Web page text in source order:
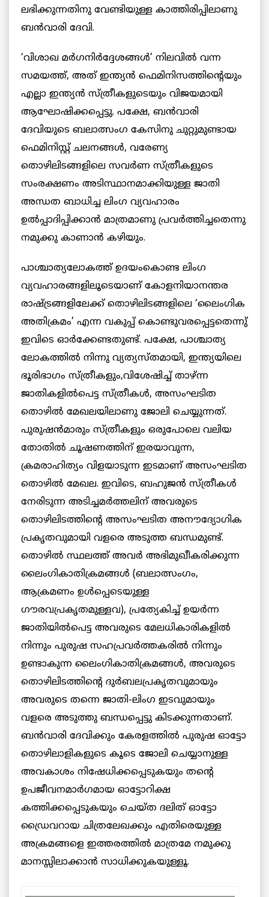
ലഭിക്കുന്നതിനു വേണ്ടിയുള്ള കാത്തിരിപ്പിലാണു
ബന്‍വാരി ദേവി.
‘വിശാഖ മര്‍ഗനിര്‍ദ്ദേശങ്ങള്‍’ നിലവില്‍ വന്ന
സമയത്ത്, അത് ഇന്ത്യന്‍ ഫെമിനിസത്തിന്റെയും
എല്ലാ ഇന്ത്യന്‍ സ്ത്രീകളുടെയും വിജയമായി
ആഘോഷിക്കപ്പെട്ടു. പക്ഷേ, ബന്‍വാരി
ദേവിയുടെ ബലാത്സംഗ കേസിനു ചുറ്റുമുണ്ടായ
ഫെമിനിസ്റ്റ് ചലനങ്ങള്‍, വരേണ്യ
തൊഴിലിടങ്ങളിലെ സവര്‍ണ സ്ത്രീകളുടെ
സംരക്ഷണം അടിസ്ഥാനമാക്കിയുള്ള ജാതി
അന്ധത ബാധിച്ച ലിംഗ വ്യവഹാരം
ഉല്‍പ്പാദിപ്പിക്കാന്‍ മാത്രമാണു പ്രവര്‍ത്തിച്ചതെന്നു
നമുക്കു കാണാന്‍ കഴിയും.
പാശ്ചാത്യലോകത്ത് ഉദയംകൊണ്ട ലിംഗ
വ്യവഹാരങ്ങളിലൂടെയാണ് കോളനിയാനന്തര
രാഷ്ട്രങ്ങളിലേക്ക് തൊഴിലിടങ്ങളിലെ ‘ലൈംഗിക
അതിക്രമം’ എന്ന വകുപ്പ് കൊണ്ടുവരപ്പെട്ടതെന്നു്
ഇവിടെ ഓര്‍ക്കേണ്ടതുണ്ട്. പക്ഷേ, പാശ്ചാത്യ
ലോകത്തില്‍ നിന്നു വ്യത്യസ്തമായി, ഇന്ത്യയിലെ
ഭൂരിഭാഗം സ്ത്രീകളും,വിശേഷിച്ച് താഴ്ന്ന
ജാതികളില്‍പെട്ട സ്ത്രീകള്‍, അസംഘടിത
തൊഴില്‍ മേഖലയിലാണു ജോലി ചെയ്യുന്നത്.
പുരുഷന്‍മാരും സ്ത്രീകളും ഒരുപോലെ വലിയ
തോതില്‍ ചൂഷണത്തിന് ഇരയാവുന്ന,
ക്രമരാഹിത്യം വിളയാടുന്ന ഇടമാണ് അസംഘടിത
തൊഴില്‍ മേഖല. ഇവിടെ, ബഹുജന്‍ സ്ത്രീകള്‍
നേരിടുന്ന അടിച്ചമര്‍ത്തലിന് അവരുടെ
തൊഴിലിടത്തിന്റെ അസംഘടിത അനൗദ്യോഗിക
പ്രകൃതവുമായി വളരെ അടുത്ത ബന്ധമുണ്ട്.
തൊഴില്‍ സ്ഥലത്ത് അവര്‍ അഭിമുഖീകരിക്കുന്ന
ലൈംഗികാതിക്രമങ്ങള്‍ (ബലാത്സംഗം,
ആക്രമണം ഉള്‍പ്പെടെയുള്ള
ഗൗരവപ്രകൃതമുള്ളവ), പ്രത്യേകിച്ച് ഉയര്‍ന്ന
ജാതിയില്‍പെട്ട അവരുടെ മേലധികാരികളില്‍
നിന്നും പുരുഷ സഹപ്രവര്‍ത്തകരില്‍ നിന്നും
ഉണ്ടാകുന്ന ലൈംഗികാതിക്രമങ്ങള്‍, അവരുടെ
തൊഴിലിടത്തിന്റെ ദുര്‍ബലപ്രകൃതവുമായും
അവരുടെ തന്നെ ജാതി-ലിംഗ ഇടവുമായും
വളരെ അടുത്തു ബന്ധപ്പെട്ടു കിടക്കുന്നതാണ്.
ബന്‍വാരി ദേവിക്കും കേരളത്തില്‍ പുരുഷ ഓട്ടോ
തൊഴിലാളികളുടെ കൂടെ ജോലി ചെയ്യാനുള്ള
അവകാശം നിഷേധിക്കപ്പെടുകയും തന്റെ
ഉപജീവനമാര്‍ഗമായ ഓട്ടോറിക്ഷ
കത്തിക്കപ്പെടുകയും ചെയ്ത ദലിത് ഓട്ടോ
ഡ്രൈവറായ ചിത്രലേഖക്കും എതിരെയുള്ള
അക്രമങ്ങളെ ഇത്തരത്തില്‍ മാത്രമേ നമുക്കു
മാനസ്സിലാക്കാന്‍ സാധിക്കുകയുള്ളൂ.